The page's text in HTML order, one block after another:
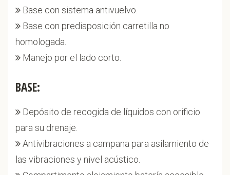
Base con sistema antivuelvo.
Base con predisposición carretilla no
homologada.
Manejo por el lado corto.
BASE:
Depósito de recogida de líquidos con orificio
para su drenaje.
Antivibraciones a campana para asilamiento de
las vibraciones y nivel acústico.